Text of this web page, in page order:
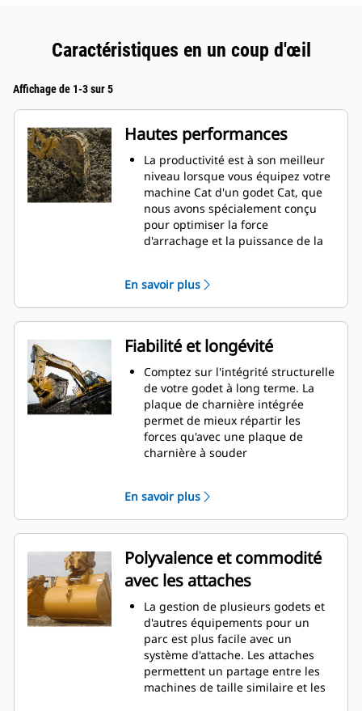
Caractéristiques en un coup d'œil
Affichage de 1-3 sur 5
Hautes performances
La productivité est à son meilleur
niveau lorsque vous équipez votre
machine Cat d'un godet Cat, que
nous avons spécialement conçu
pour optimiser la force
d'arrachage et la puissance de la
double améliore le flux des
matières dans le godet. Le
dégagement de talon accru
garantit que le fond du godet ne
frotte pas, ce qui réduit les coûts
d'entretien.
La consommation de carburant est
maximale lors de l'excavation. Les
godets Cat sont conçus pour
creuser dans les matériaux
rapidement afin d'améliorer
Chargez plus de matière plus
rapidement. La forme et les barres
latérales du godet permettent une
rétention optimale des matériaux
dans le godet à chaque charge.
En savoir plus
Fiabilité et longévité
Comptez sur l'intégrité structurelle
de votre godet à long terme. La
plaque de charnière intégrée
permet de mieux répartir les
forces qu'avec une plaque de
charnière à souder
sont résistants à l'abrasion, en
particulier dans les zones d'usure
excessive
Avec les outils d'attaque du sol Cat
(GET), protégez les zones d'usure
excessive les plus importantes de
votre godet lorsqu'il entre en
contact avec les matériaux
Avec les outils d'attaque du sol
Cat ® Advansys™, augmentez la
productivité pour les applications
exigeantes, facilitez la pénétration
dans les tas et réduisez les temps
En savoir plus
Polyvalence et commodité
avec les attaches
La gestion de plusieurs godets et
d'autres équipements pour un
parc est plus facile avec un
système d'attache. Les attaches
permettent un partage entre les
machines de taille similaire et les